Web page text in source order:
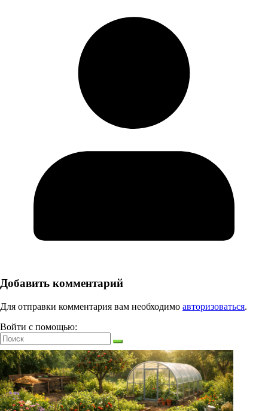
Добавить комментарий
Для отправки комментария вам необходимо авторизоваться.
Войти с помощью: